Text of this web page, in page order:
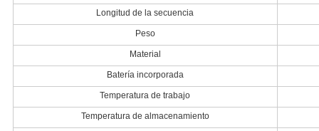
Longitud de la secuencia
Peso
Material
Batería incorporada
Temperatura de trabajo
Temperatura de almacenamiento